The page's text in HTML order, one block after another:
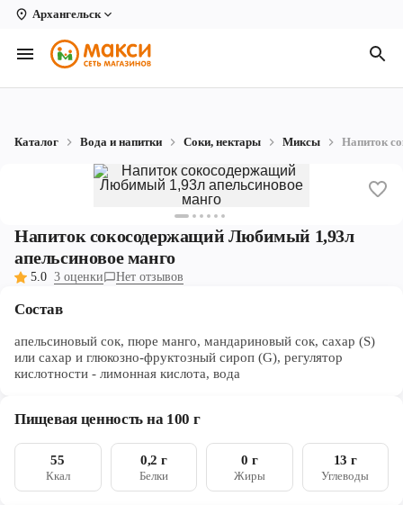
Архангельск
Вологда
Архангельск
Коряжма
Котлас
Новодвинск
Рыбинск
Северодвинск
Ярославль
Каталог Вода и напитки Соки, нектары Миксы Напиток
Напиток сокосодержащий Любимый 1,93л
апельсиновое манго
5.0 3 оценки Нет отзывов
Состав
апельсиновый сок, пюре манго, мандариновый сок, сахар (S)
или сахар и глюкозно-фруктозный сироп (G), регулятор
кислотности - лимонная кислота, вода
Пищевая ценность на 100 г
55
Ккал
0,2 г
Белки
0 г
Жиры
13 г
Углеводы